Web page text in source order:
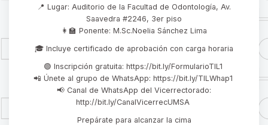
📍 Lugar: Auditorio de la Facultad de Odontología, Av.
Saavedra #2246, 3er piso
👩‍🏫 Ponente: M.Sc.Noelia Sánchez Lima
🎓 Incluye certificado de aprobación con carga horaria
🟢 Inscripción gratuita: https://bit.ly/FormularioTIL1
📲 Únete al grupo de WhatsApp: https://bit.ly/TILWhap1
📢 Canal de WhatsApp del Vicerrectorado:
http://bit.ly/CanalVicerrecUMSA
Prepárate para alcanzar la cima